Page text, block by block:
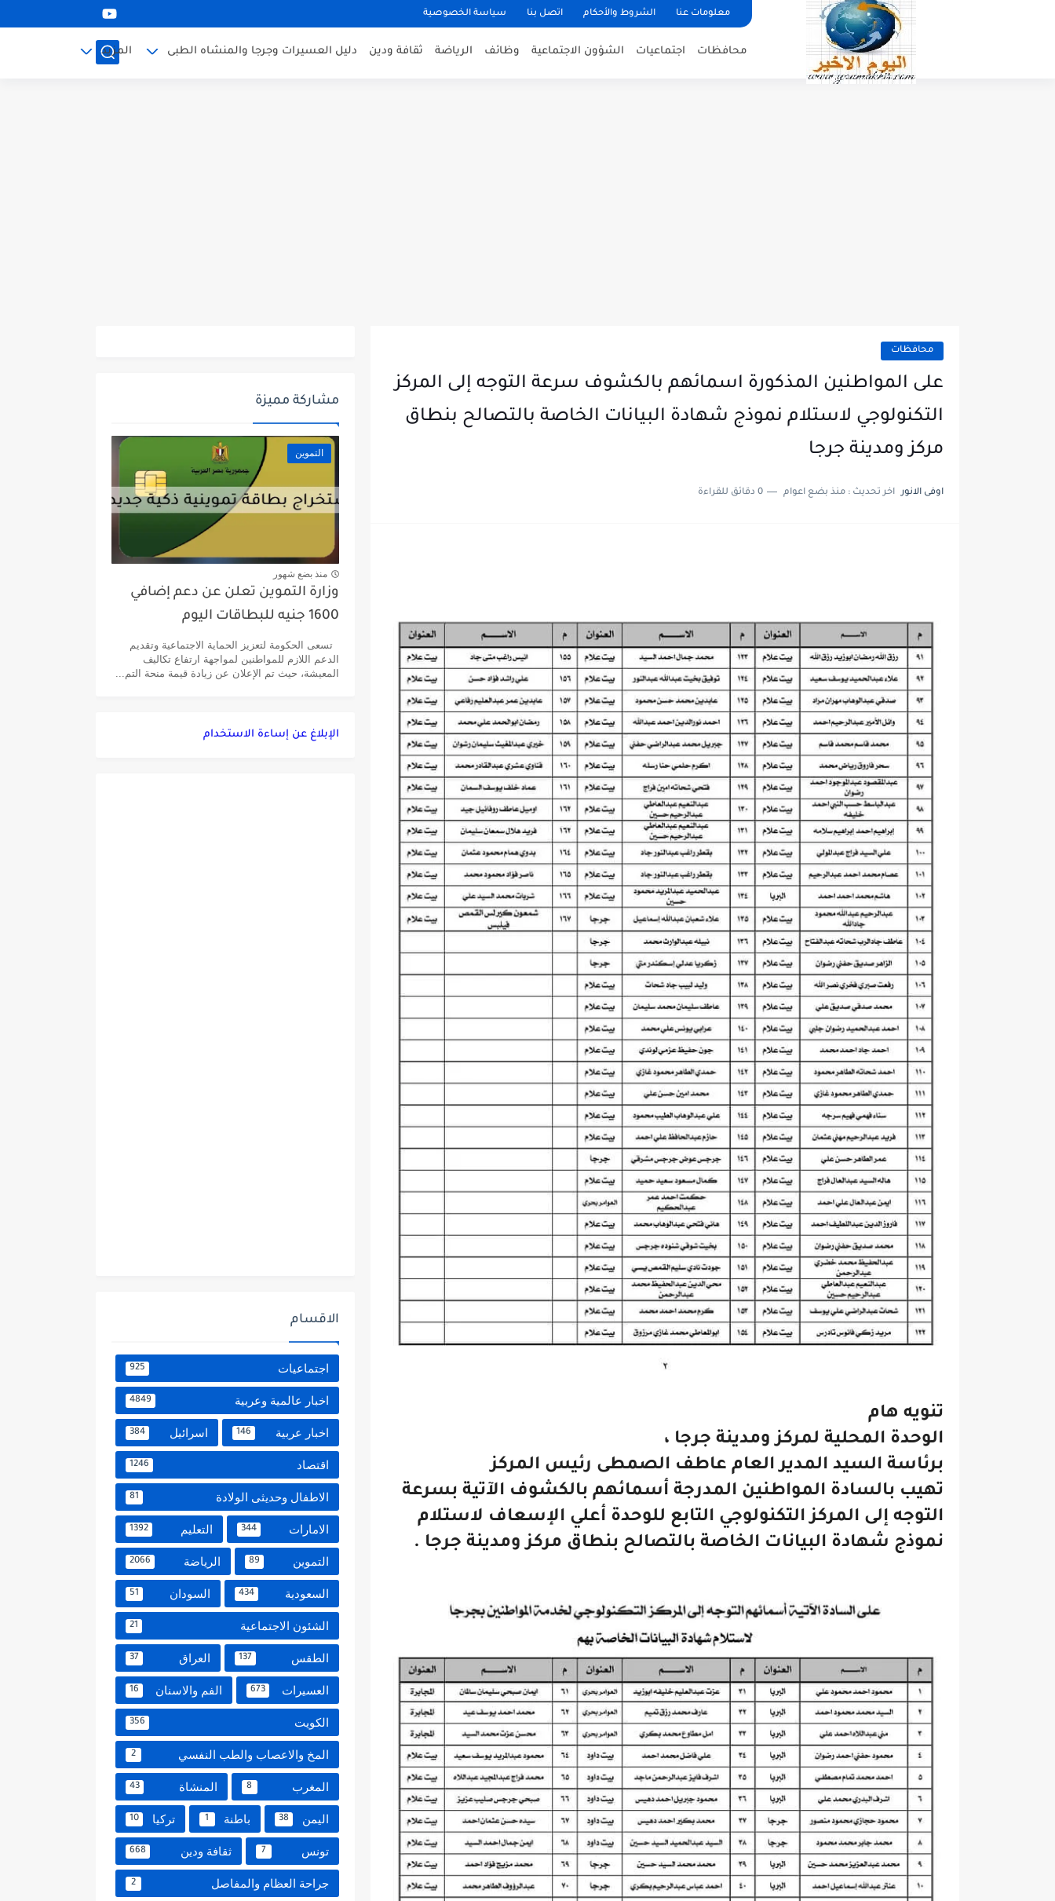
معلومات عنا الشروط والأحكام اتصل بنا سياسة الخصوصية
محافظات اجتماعيات الشؤون الاجتماعية وظائف الرياضة ثقافة ودين دليل العسيرات وجرجا والمنشاه الطبى المزيد
محافظات
على المواطنين المذكورة اسمائهم بالكشوف سرعة التوجه إلى المركز
التكنولوجي لاستلام نموذج شهادة البيانات الخاصة بالتصالح بنطاق
مركز ومدينة جرجا
اوفى الانور اخر تحديث : منذ بضع اعوام 0 دقائق للقراءة
تنويه هام
الوحدة المحلية لمركز ومدينة جرجا ،
برئاسة السيد المدير العام عاطف الصمطى رئيس المركز
تهيب بالسادة المواطنين المدرجة أسمائهم بالكشوف الآتية بسرعة
التوجه إلى المركز التكنولوجي التابع للوحدة أعلي الإسعاف لاستلام
نموذج شهادة البيانات الخاصة بالتصالح بنطاق مركز ومدينة جرجا .
مشاركة مميزة
التموين
منذ بضع شهور
وزارة التموين تعلن عن دعم إضافي
1600 جنيه للبطاقات اليوم
تسعى الحكومة لتعزيز الحماية الاجتماعية وتقديم
الدعم اللازم للمواطنين لمواجهة ارتفاع تكاليف
المعيشة، حيث تم الإعلان عن زيادة قيمة منحة التم...
الإبلاغ عن إساءة الاستخدام
الاقسام
اجتماعيات 925
اخبار عالمية وعربية 4849
اخبار عربية 146 اسرائيل 384
اقتصاد 1246
الاطفال وحديثى الولادة 81
الامارات 344 التعليم 1392
التموين 89 الرياضة 2066
السعودية 434 السودان 51
الشئون الاجتماعية 21
الطقس 137 العراق 37
العسيرات 673 الفم والاسنان 16
الكويت 356
المخ والاعصاب والطب النفسي 2
المغرب 8 المنشاة 43
اليمن 38 باطنة 1 تركيا 10
تونس 7 ثقافة ودين 668
جراحة العظام والمفاصل 2